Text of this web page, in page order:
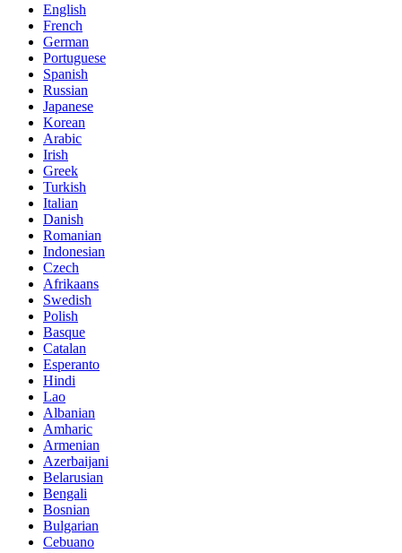
English
French
German
Portuguese
Spanish
Russian
Japanese
Korean
Arabic
Irish
Greek
Turkish
Italian
Danish
Romanian
Indonesian
Czech
Afrikaans
Swedish
Polish
Basque
Catalan
Esperanto
Hindi
Lao
Albanian
Amharic
Armenian
Azerbaijani
Belarusian
Bengali
Bosnian
Bulgarian
Cebuano